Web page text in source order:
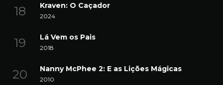
Kraven: O Caçador
2024
Lá Vem os Pais
2018
Nanny McPhee 2: E as Lições Mágicas
2010